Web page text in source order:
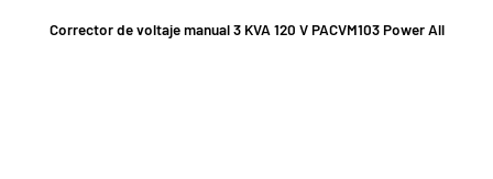
Corrector de voltaje manual 3 KVA 120 V PACVM103 Power All